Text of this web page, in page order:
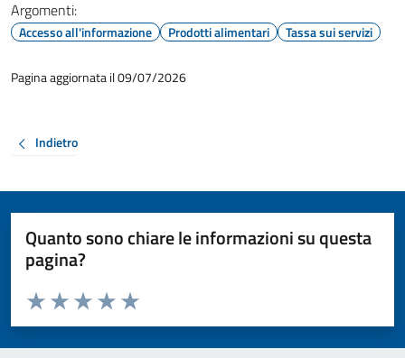
Argomenti:
Accesso all'informazione Prodotti alimentari Tassa sui servizi
Pagina aggiornata il 09/07/2026
Indietro
Quanto sono chiare le informazioni su questa
pagina?
Valuta da 1 a 5 stelle la pagina
Valuta 5 stelle su 5
Valuta 4 stelle su 5
Valuta 3 stelle su 5
Valuta 2 stelle su 5
Valuta 1 stelle su 5